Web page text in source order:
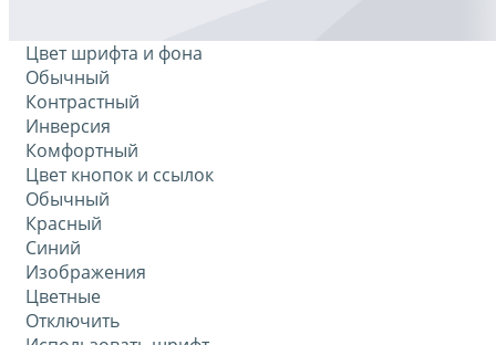
Цвет шрифта и фона
Обычный
Контрастный
Инверсия
Комфортный
Цвет кнопок и ссылок
Обычный
Красный
Синий
Изображения
Цветные
Отключить